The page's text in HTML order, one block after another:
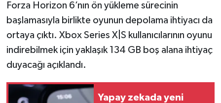
Forza Horizon 6’nın ön yükleme sürecinin
başlamasıyla birlikte oyunun depolama ihtiyacı da
ortaya çıktı. Xbox Series X|S kullanıcılarının oyunu
indirebilmek için yaklaşık 134 GB boş alana ihtiyaç
duyacağı açıklandı.
Yapay zekada yeni
Resmi İlan
Rüya Tabirleri
Sağlık
Şaphane